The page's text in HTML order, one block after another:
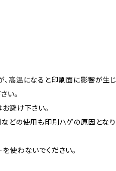
、高温になると印刷面に影響が生じ
い。
避け下さい。
などの使用も印刷ハゲの原因となり
使わないでください。